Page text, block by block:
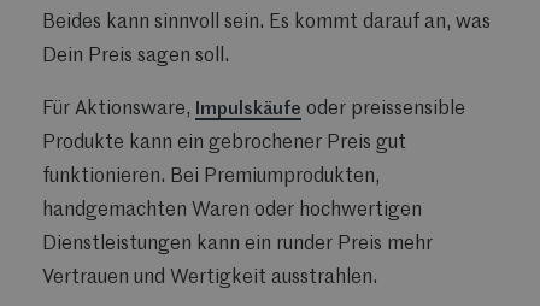
Beides kann sinnvoll sein. Es kommt darauf an, was
Dein Preis sagen soll.
Für Aktionsware, Impulskäufe oder preissensible
Produkte kann ein gebrochener Preis gut
funktionieren. Bei Premiumprodukten,
handgemachten Waren oder hochwertigen
Dienstleistungen kann ein runder Preis mehr
Vertrauen und Wertigkeit ausstrahlen.